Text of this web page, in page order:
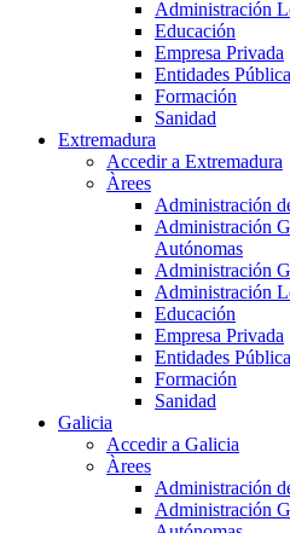
Administración
Educación
Empresa Privada
Entidades
Formación
Sanidad
Extremadura
Accedir a Extremadura
Àrees
Administración
Administración
Autónomas
Administración
Administración
Educación
Empresa Privada
Entidades
Formación
Sanidad
Galicia
Accedir a Galicia
Àrees
Administración
Administración